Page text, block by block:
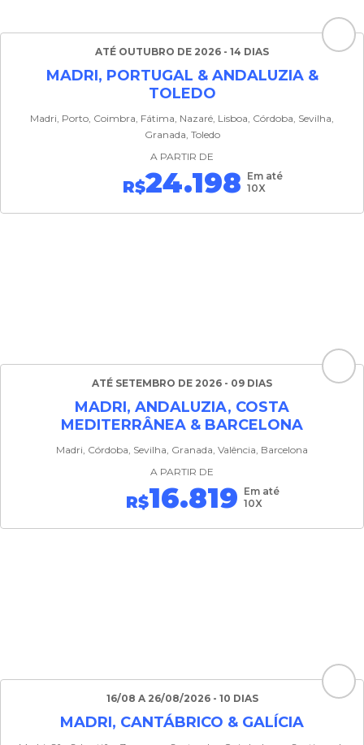
ATÉ OUTUBRO DE 2026 - 14 DIAS
MADRI, PORTUGAL & ANDALUZIA &
TOLEDO
Madri, Porto, Coimbra, Fátima, Nazaré, Lisboa, Córdoba, Sevilha,
Granada, Toledo
A PARTIR DE
R$24.198 Em até
10X
ATÉ SETEMBRO DE 2026 - 09 DIAS
MADRI, ANDALUZIA, COSTA
MEDITERRÂNEA & BARCELONA
Madri, Córdoba, Sevilha, Granada, Valência, Barcelona
A PARTIR DE
R$16.819 Em até
10X
16/08 A 26/08/2026 - 10 DIAS
MADRI, CANTÁBRICO & GALÍCIA